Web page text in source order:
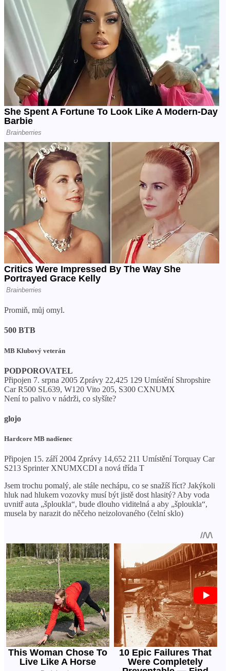
Promiň, můj omyl.
500 BTB
MB Klubový veterán
PODPOROVATEL
Připojen 7. srpna 2005 Zprávy 22,425 129 Umístění Shropshire
Car R500 SL639, W120 Vito 205, S300 CXNUMX
Není to palivo v nádrži, co slyšíte?
glojo
Hardcore MB nadšenec
Připojen 15. září 2004 Zprávy 14,652 211 Umístění Torquay Car
S213 Sprinter XNUMXCDI a nová třída T
Jsem trochu pomalý, ale stále nechápu, co se snažíš říct? Jakýkoli
hluk nad hlukem vozovky musí být jistě dost hlasitý? Aby voda
uvnitř auta „šploukla“, bude dlouho viditelná a aby „šploukla“,
musela by narazit do něčeho neizolovaného (čelní sklo)